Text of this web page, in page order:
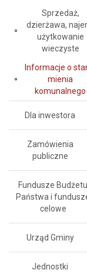
Sprzedaż,
dzierżawa,
użytkowanie
wieczyste
Informacje o
mienia
komunalnego
Dla inwestora
Zamówienia
publiczne
Fundusze Budżetu
Państwa i
celowe
Urząd Gminy
Jednostki